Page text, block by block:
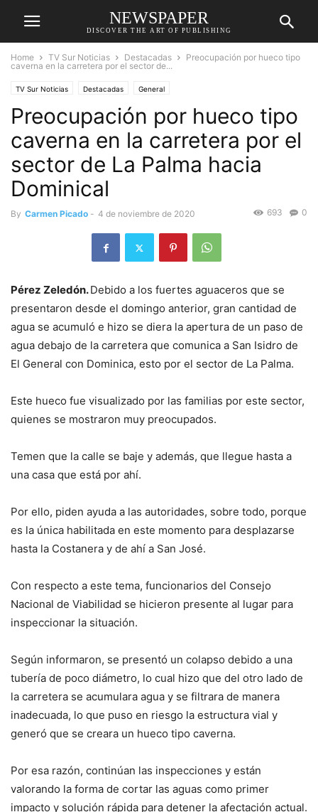
NEWSPAPER
DISCOVER THE ART OF PUBLISHING
Home TV Sur Noticias Destacadas
Preocupación por hueco tipo
caverna en la carretera por el sector de...
TV Sur Noticias Destacadas General
Preocupación por hueco tipo
caverna en la carretera por el
sector de La Palma hacia
Dominical
By Carmen Picado - 4 de noviembre de 2020 0
693
Pérez Zeledón.Debido a los fuertes aguaceros que se
presentaron desde el domingo anterior, gran cantidad de
agua se acumuló e hizo se diera la apertura de un paso de
agua debajo de la carretera que comunica a San Isidro de
El General con Dominica, esto por el sector de La Palma.
Este hueco fue visualizado por las familias por este sector,
quienes se mostraron muy preocupados.
Temen que la calle se baje y además, que llegue hasta a
una casa que está por ahí.
Por ello, piden ayuda a las autoridades, sobre todo, porque
es la única habilitada en este momento para desplazarse
hasta la Costanera y de ahí a San José.
Con respecto a este tema, funcionarios del Consejo
Nacional de Viabilidad se hicieron presente al lugar para
inspeccionar la situación.
Según informaron, se presentó un colapso debido a una
tubería de poco diámetro, lo cual hizo que del otro lado de
la carretera se acumulara agua y se filtrara de manera
inadecuada, lo que puso en riesgo la estructura vial y
generó que se creara un hueco tipo caverna.
Por esa razón, continúan las inspecciones y están
valorando la forma de cortar las aguas como primer
impacto y solución rápida para detener la afectación actual.